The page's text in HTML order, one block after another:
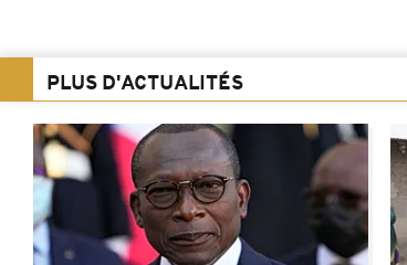
PLUS D'ACTUALITÉS